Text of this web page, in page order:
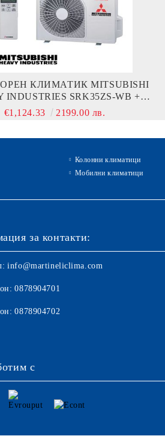
КЛИМАТИК MITSUBISHI
INDUSTRIES SRK35ZS-WВ +
SRC35ZS-W
€1,124.33 2199.00 лв.
Колонни климатици
Мобилни климатици
за контакти:
info@martineliclima.com
0878904701
0878904702
с